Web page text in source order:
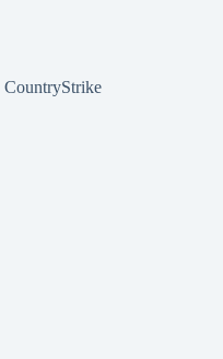
CountryStrike